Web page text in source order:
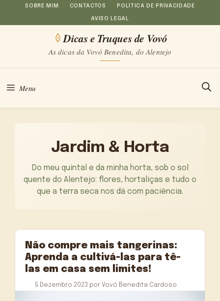
Saltar
para
conteúdo
SOBRE MIM CONTACTOS POLÍTICA DE PRIVACIDADE
AVISO LEGAL
Dicas e Truques de Vovó
As dicas da Vovó Benedita, do Alentejo
Menu
Jardim & Horta
Do meu quintal e da minha horta, sob o sol
quente do Alentejo: flores, hortaliças e tudo o
que a terra seca nos dá com paciência.
Não compre mais tangerinas:
Aprenda a cultivá-las para tê-
las em casa sem limites!
5 Dezembro 2023 por Vovó Benedita Cardoso